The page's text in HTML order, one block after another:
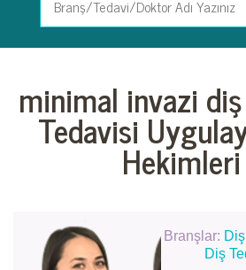
minimal invazi
Tedavisi
Hekimleri
Branşlar:
Diş